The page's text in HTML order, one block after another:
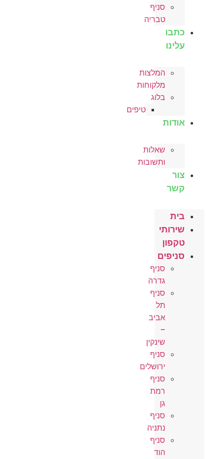
סניף
טבריה
כתבו
עלינו
המלצות
מלקוחות
בלוג
טיפים
אודות
שאלות
ותשובות
צור
קשר
בית
שירותי
טקפון
סניפים
סניף
גדרה
סניף
תל
אביב
–
שינקין
סניף
ירושלים
סניף
רמת
גן
סניף
נתניה
סניף
הוד